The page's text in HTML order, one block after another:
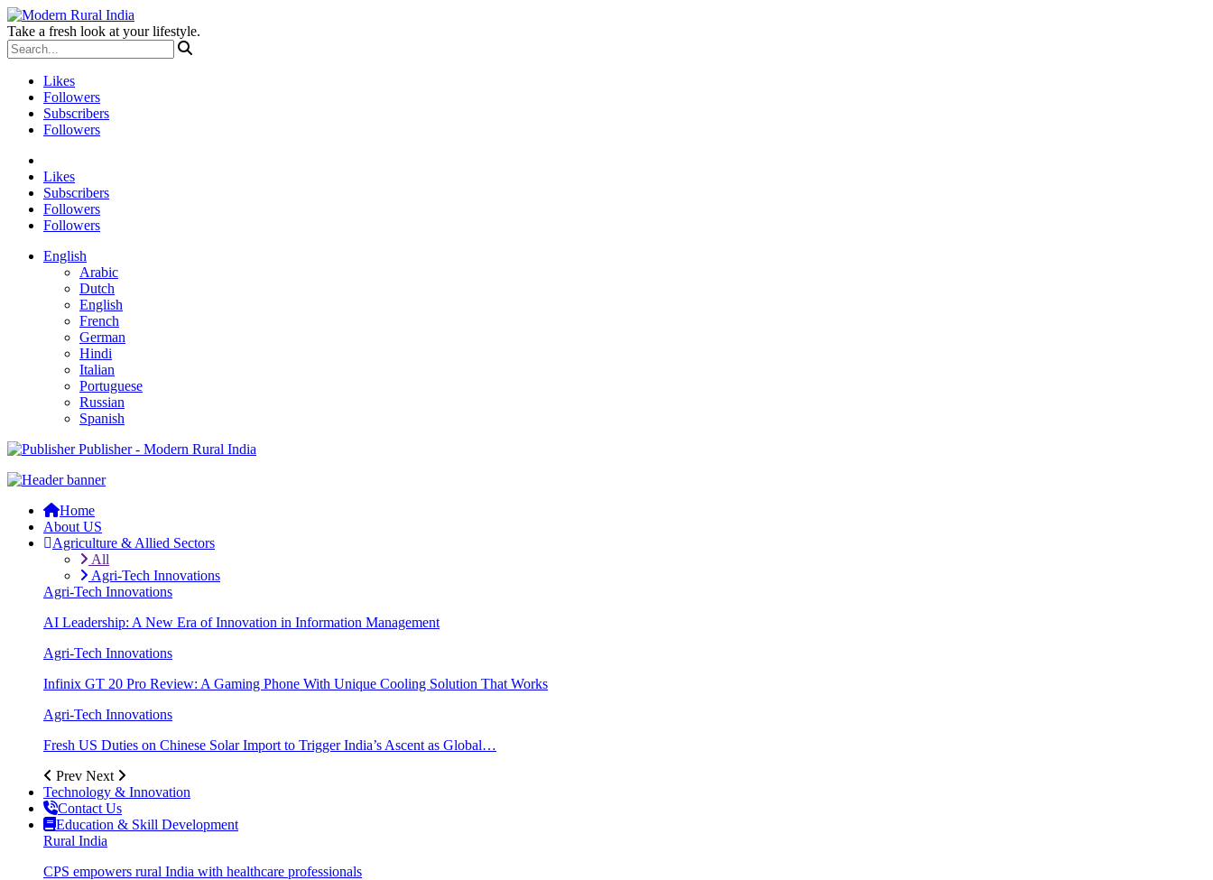
Take a fresh look at your lifestyle.
Likes
Followers
Subscribers
Followers
Likes
Subscribers
Followers
Followers
English
Arabic
Dutch
English
French
German
Hindi
Italian
Portuguese
Russian
Spanish
Publisher - Modern Rural India
Home
About US
Agriculture & Allied Sectors
All
Agri-Tech Innovations
Agri-Tech Innovations
AI Leadership: A New Era of Innovation in Information Management
Agri-Tech Innovations
Infinix GT 20 Pro Review: A Gaming Phone With Unique Cooling Solution That Works
Agri-Tech Innovations
Fresh US Duties on Chinese Solar Import to Trigger India’s Ascent as Global…
Prev Next
Technology & Innovation
Contact Us
Education & Skill Development
Rural India
CPS empowers rural India with healthcare professionals